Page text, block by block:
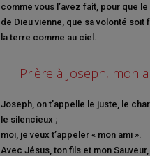
comme vous l’avez fait, pour que le
de Dieu vienne, que sa volonté soit
la terre comme au ciel.
Prière à Joseph, mon
Joseph, on t’appelle le juste, le
le silencieux ;
moi, je veux t’appeler « mon ami ».
Avec Jésus, ton fils et mon Sauveur,